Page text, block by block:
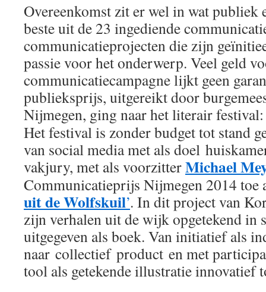
Overeenkomst zit er wel in wat
beste uit de 23 ingediende
communicatieprojecten die zijn
passie voor het onderwerp. Veel geld
communicatiecampagne lijkt geen
publieksprijs, uitgereikt door
Nijmegen, ging naar het literair festival:
Het festival is zonder budget tot stand
van social media met als doel
vakjury, met als voorzitterMichael
Communicatieprijs Nijmegen 2014 toe
uit de Wolfskuil’. In dit project van
zijn verhalen uit de wijk opgetekend in
uitgegeven als boek. Van initiatief als
naar collectief product en met
tool als getekende illustratie innovatief